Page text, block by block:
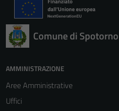
Comune di Spotorno
AMMINISTRAZIONE
Aree Amministrative
Uffici